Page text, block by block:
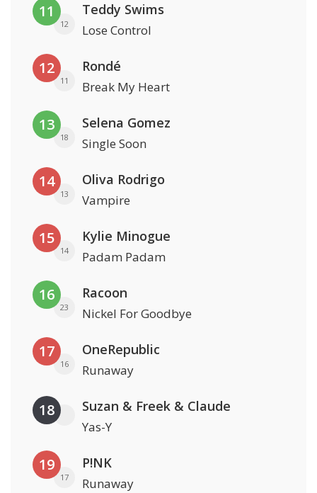
11
12
Teddy Swims
Lose Control
12
11
Rondé
Break My Heart
13
18
Selena Gomez
Single Soon
14
13
Oliva Rodrigo
Vampire
15
14
Kylie Minogue
Padam Padam
16
23
Racoon
Nickel For Goodbye
17
16
OneRepublic
Runaway
18 Suzan & Freek & Claude
Yas-Y
19
17
P!NK
Runaway